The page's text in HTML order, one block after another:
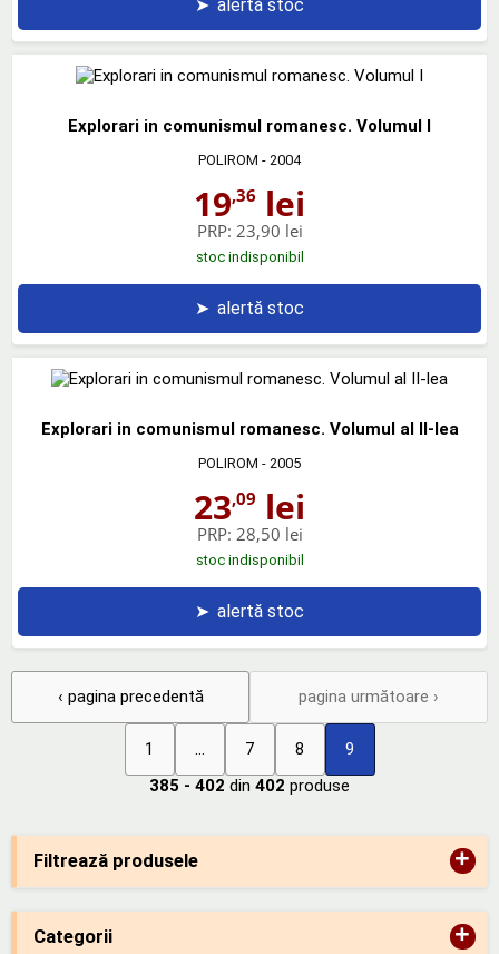
Filtrează produsele +
Categorii +
➤ alertă stoc
Explorari in comunismul romanesc. Volumul I
POLIROM - 2004
19,36 lei
PRP: 23,90 lei
stoc indisponibil
➤ alertă stoc
Explorari in comunismul romanesc. Volumul al II-lea
POLIROM - 2005
23,09 lei
PRP: 28,50 lei
stoc indisponibil
➤ alertă stoc
‹ pagina precedentă
1 7 8 9
pagina următoare ›
385 - 402 din 402 produse